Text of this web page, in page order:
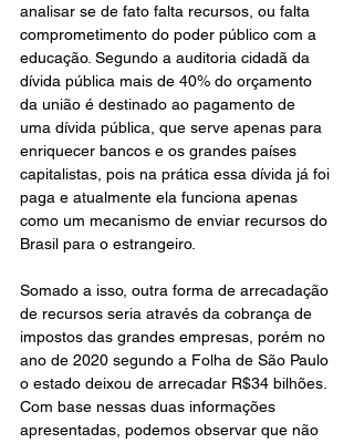
analisar se de fato falta recursos, ou falta
comprometimento do poder público com a
educação. Segundo a auditoria cidadã da
dívida pública mais de 40% do orçamento
da união é destinado ao pagamento de
uma dívida pública, que serve apenas para
enriquecer bancos e os grandes países
capitalistas, pois na prática essa dívida já foi
paga e atualmente ela funciona apenas
como um mecanismo de enviar recursos do
Brasil para o estrangeiro.
Somado a isso, outra forma de arrecadação
de recursos seria através da cobrança de
impostos das grandes empresas, porém no
ano de 2020 segundo a Folha de São Paulo
o estado deixou de arrecadar R$34 bilhões.
Com base nessas duas informações
apresentadas, podemos observar que não